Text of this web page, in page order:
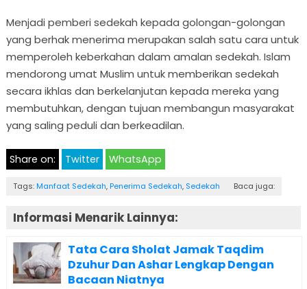
Menjadi pemberi sedekah kepada golongan-golongan
yang berhak menerima merupakan salah satu cara untuk
memperoleh keberkahan dalam amalan sedekah. Islam
mendorong umat Muslim untuk memberikan sedekah
secara ikhlas dan berkelanjutan kepada mereka yang
membutuhkan, dengan tujuan membangun masyarakat
yang saling peduli dan berkeadilan.
Share on: Twitter WhatsApp
Tags: Manfaat Sedekah, Penerima Sedekah, Sedekah Baca juga:
Informasi Menarik Lainnya:
Tata Cara Sholat Jamak Taqdim
Dzuhur Dan Ashar Lengkap Dengan
Bacaan Niatnya